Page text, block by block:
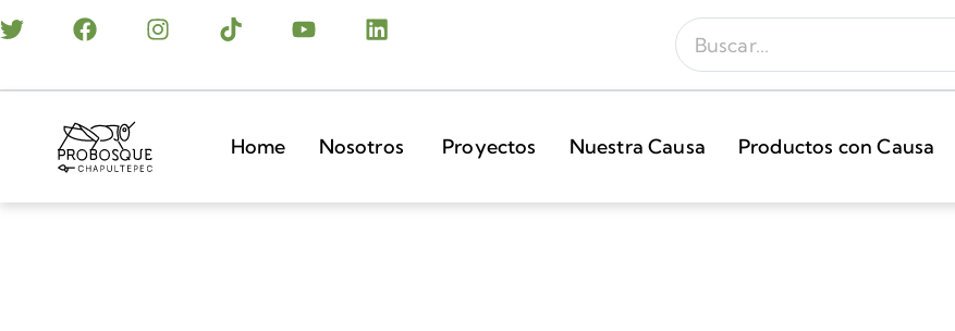
Home Nosotros Proyectos Nuestra Causa Productos con Causa